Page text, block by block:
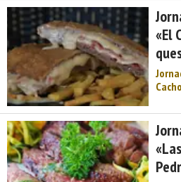
más
19
bu ...
«El
las